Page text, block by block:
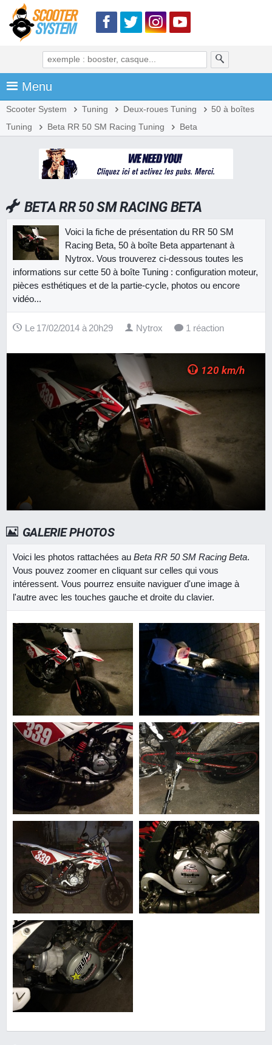
Menu
Scooter System Tuning Deux-roues Tuning
50 à boîtes
Tuning
Beta RR 50 SM Racing Tuning Beta
BETA RR 50 SM RACING BETA
Voici la fiche de présentation du RR 50 SM
Racing Beta, 50 à boîte Beta appartenant à
Nytrox. Vous trouverez ci-dessous toutes les
informations sur cette 50 à boîte Tuning : configuration moteur,
pièces esthétiques et de la partie-cycle, photos ou encore
vidéo...
Le 17/02/2014 à 20h29 Nytrox 1 réaction
120 km/h
GALERIE PHOTOS
Voici les photos rattachées au Beta RR 50 SM Racing Beta.
Vous pouvez zoomer en cliquant sur celles qui vous
intéressent. Vous pourrez ensuite naviguer d'une image à
l'autre avec les touches gauche et droite du clavier.